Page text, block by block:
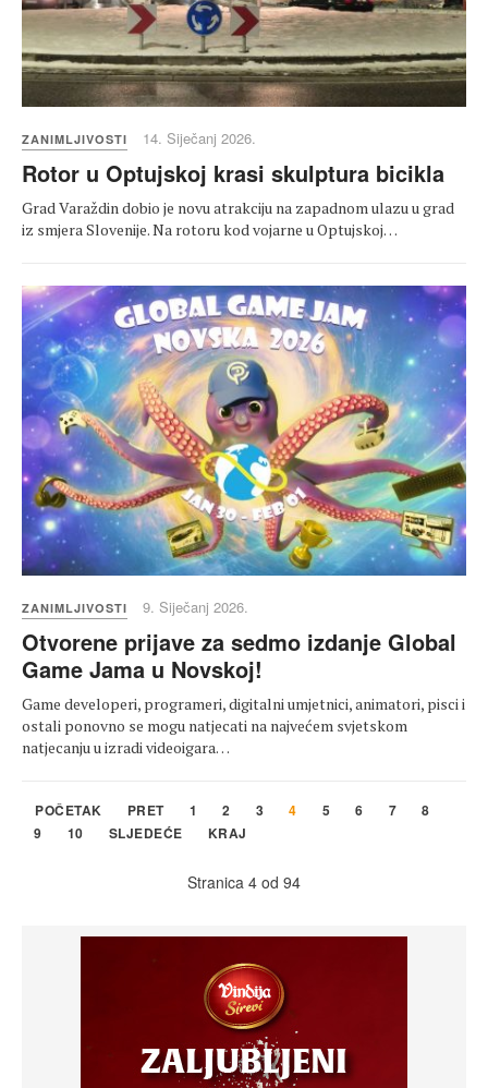
ZANIMLJIVOSTI 14. Siječanj 2026.
Rotor u Optujskoj krasi skulptura bicikla
Grad Varaždin dobio je novu atrakciju na zapadnom ulazu u grad
iz smjera Slovenije. Na rotoru kod vojarne u Optujskoj…
ZANIMLJIVOSTI 9. Siječanj 2026.
Otvorene prijave za sedmo izdanje Global
Game Jama u Novskoj!
Game developeri, programeri, digitalni umjetnici, animatori, pisci i
ostali ponovno se mogu natjecati na najvećem svjetskom
natjecanju u izradi videoigara…
POČETAK PRET 1 2 3 4 5 6 7
8
9
10 SLJEDEĆE KRAJ
Stranica 4 od 94